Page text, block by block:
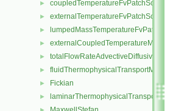
►
►
►
►
►
► fluidThermophysicalTransportModel
► Fickian
►